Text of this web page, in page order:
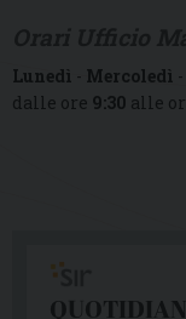
Lunedì - Mercoledì -
dalle ore 9:30 alle